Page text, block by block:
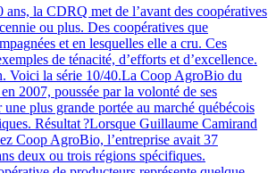
ans, la CDRQ met de l’avant des coopératives
ou plus. Des coopératives que
et en lesquelles elle a cru. Ces
de ténacité, d’efforts et d’excellence.
Voici la série 10/40.La Coop AgroBio du
2007, poussée par la volonté de ses
plus grande portée au marché québécois
Résultat ?Lorsque Guillaume Camirand
Coop AgroBio, l’entreprise avait 37
deux ou trois régions spécifiques.